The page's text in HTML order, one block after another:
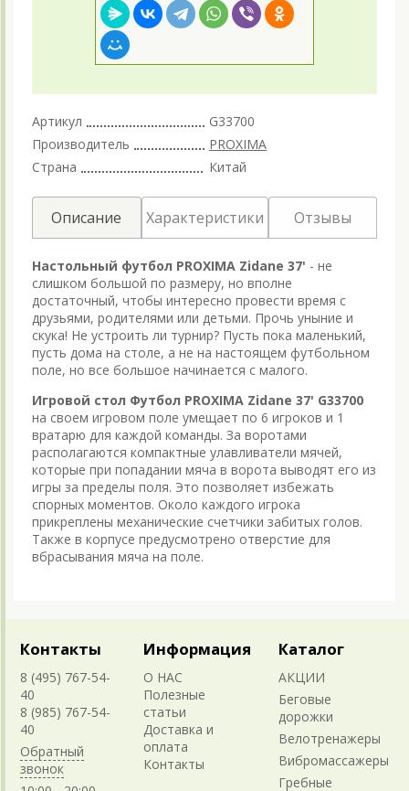
Артикул
G33700
Производитель
PROXIMA
Страна
Китай
Описание Характеристики Отзывы
Настольный футбол PROXIMA Zidane 37' - не
слишком большой по размеру, но вполне
достаточный, чтобы интересно провести время с
друзьями, родителями или детьми. Прочь уныние и
скука! Не устроить ли турнир? Пусть пока маленький,
пусть дома на столе, а не на настоящем футбольном
поле, но все большое начинается с малого.
Игровой стол Футбол PROXIMA Zidane 37' G33700
на своем игровом поле умещает по 6 игроков и 1
вратарю для каждой команды. За воротами
располагаются компактные улавливатели мячей,
которые при попадании мяча в ворота выводят его из
игры за пределы поля. Это позволяет избежать
спорных моментов. Около каждого игрока
прикреплены механические счетчики забитых голов.
Также в корпусе предусмотрено отверстие для
вбрасывания мяча на поле.
Контакты
8 (495) 767-54-
40
8 (985) 767-54-
40
Обратный
звонок
Информация
О НАС
Полезные
статьи
Доставка и
оплата
Контакты
Каталог
АКЦИИ
Беговые
дорожки
Велотренажеры
Вибромассажеры
Гребные